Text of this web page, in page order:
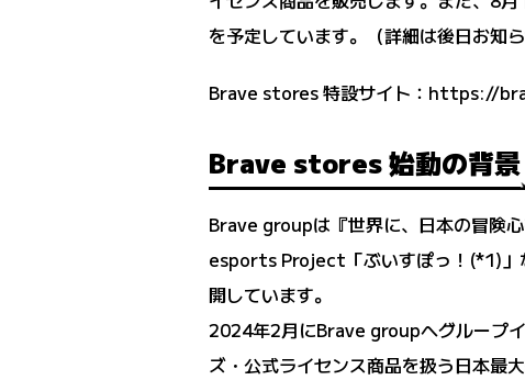
を予定しています。（詳細は後日お知ら
Brave stores 特設サイト： https://
Brave stores 始動の背景
Brave groupは『世界に、日本の冒険
esports Project「ぶいすぽっ！(*1)」
開しています。
2024年2月にBrave groupへグループ
ズ・公式ライセンス商品を扱う日本最